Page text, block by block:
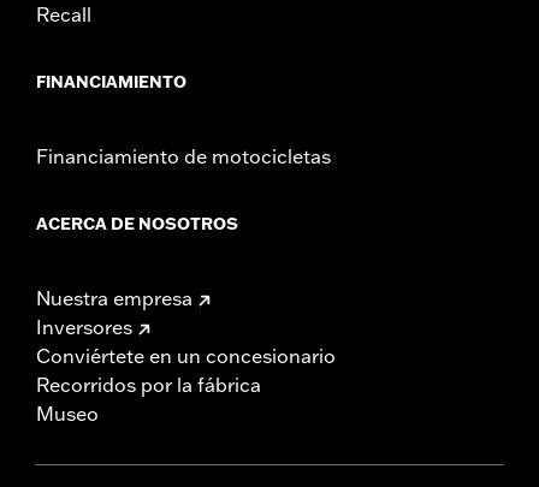
Recall
FINANCIAMIENTO
Financiamiento de motocicletas
ACERCA DE NOSOTROS
Nuestra empresa
Inversores
Conviértete en un concesionario
Recorridos por la fábrica
Museo